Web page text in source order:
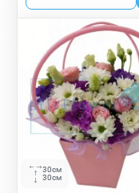
30см
30см